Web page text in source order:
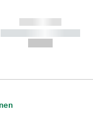
------------
----------- -----------